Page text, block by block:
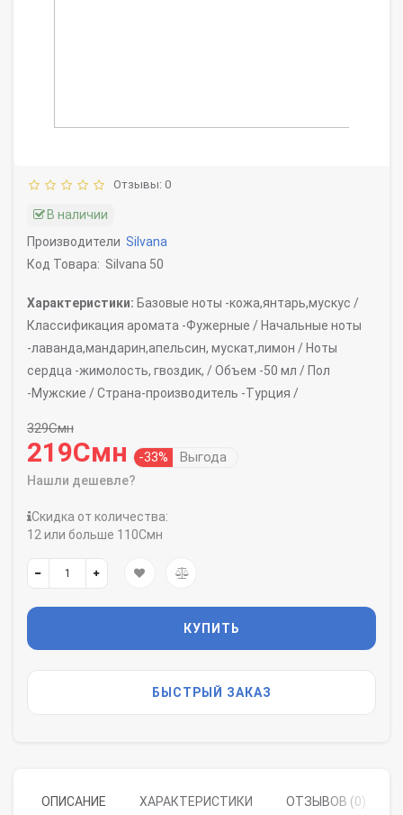
Отзывы: 0
В наличии
Производители Silvana
Код Товара: Silvana 50
Характеристики: Базовые ноты -кожа,янтарь,мускус /
Классификация аромата -Фужерные / Начальные ноты
-лаванда,мандарин,апельсин, мускат,лимон / Ноты
сердца -жимолость, гвоздик, /Объем -50 мл / Пол
-Мужские /Страна-производитель -Турция /
329Смн
219Смн -33% Выгода
Нашли дешевле?
Скидка от количества:
12 или больше 110Смн
КУПИТЬ
БЫСТРЫЙ ЗАКАЗ
ОПИСАНИЕ ХАРАКТЕРИСТИКИ ОТЗЫВОВ (0)